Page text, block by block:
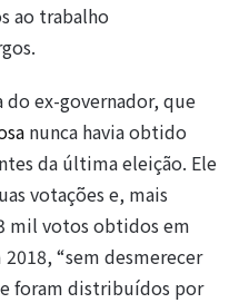
ao trabalho
ex-governador, que
nunca havia obtido
da última eleição. Ele
votações e, mais
mil votos obtidos em
“sem desmerecer
foram distribuídos por